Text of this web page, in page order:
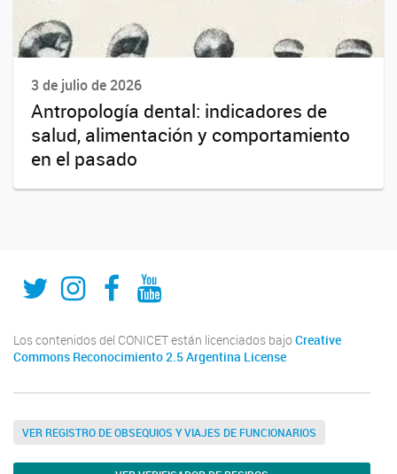
3 de julio de 2026
Antropología dental: indicadores de
salud, alimentación y comportamiento
en el pasado
Twitter
Instagram
Fecebook
Youtube
Los contenidos del CONICET están licenciados bajo Creative
Commons Reconocimiento 2.5 Argentina License
VER REGISTRO DE OBSEQUIOS Y VIAJES DE FUNCIONARIOS